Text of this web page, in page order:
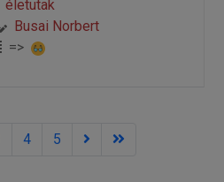
életutak
Busai Norbert
=>
4 5